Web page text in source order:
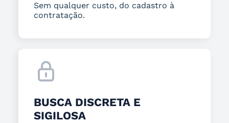
Sem qualquer custo, do cadastro à
contratação.
BUSCA DISCRETA E
SIGILOSA